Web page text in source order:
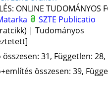
ONLINE TUDOMÁNYOS
SZTE Publicatio
| Tudományos
31, Független:
összesen: 39,